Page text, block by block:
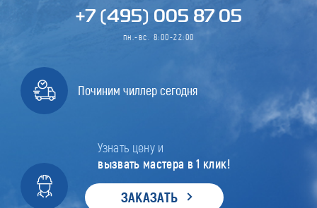
+7 (495) 005 87 05
пн.-вс. 8:00-22:00
Починим чиллер сегодня
Узнать цену и
вызвать мастера в 1 клик!
ЗАКАЗАТЬ